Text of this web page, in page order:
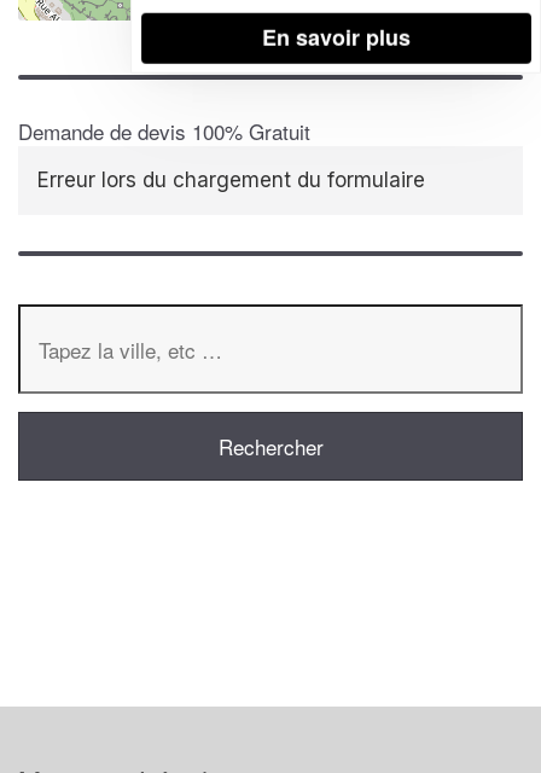
Leaflet| Map data ©OpenStreetMap contributors,CC-BY-SA
Demande de devis 100% Gratuit
Erreur lors du chargement du formulaire
En savoir plus